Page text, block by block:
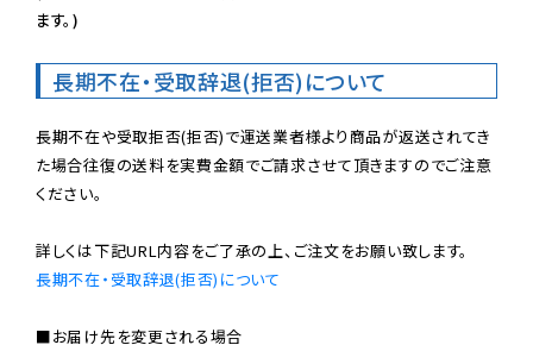
ます。)
長期不在・受取辞退(拒否)について
長期不在や受取拒否(拒否)で運送業者様より商品が返送されてき
た場合往復の送料を実費金額でご請求させて頂きますのでご注意
ください。
長期不在・受取辞退(拒否)について